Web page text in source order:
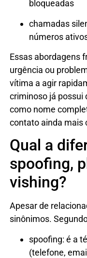
bloqueadas
chamadas
números
Essas abordagens
urgência ou
vítima a agir
criminoso já possui
como nome
contato ainda mais
Qual a
spoofing,
vishing?
Apesar de
sinônimos.
spoofing: é a
(telefone,